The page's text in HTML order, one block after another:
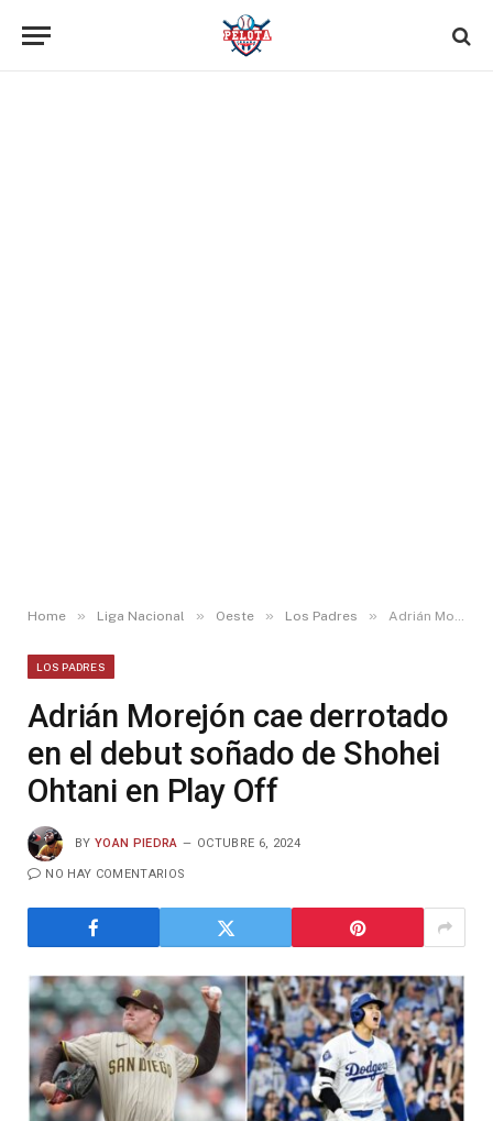
Home » Liga Nacional » Oeste » Los Padres » Adrián Morejón cae derrotado en el debut soñado de Shohei Ohtani en Play Off
LOS PADRES
Adrián Morejón cae derrotado
en el debut soñado de Shohei
Ohtani en Play Off
BY YOAN PIEDRA OCTUBRE 6, 2024
NO HAY COMENTARIOS